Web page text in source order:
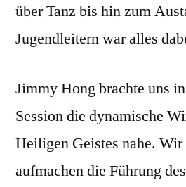
über Tanz bis hin zum
Jugendleitern war alles
Jimmy Hong brachte uns
Session die dynamische
Heiligen Geistes nahe. Wir
aufmachen die Führung